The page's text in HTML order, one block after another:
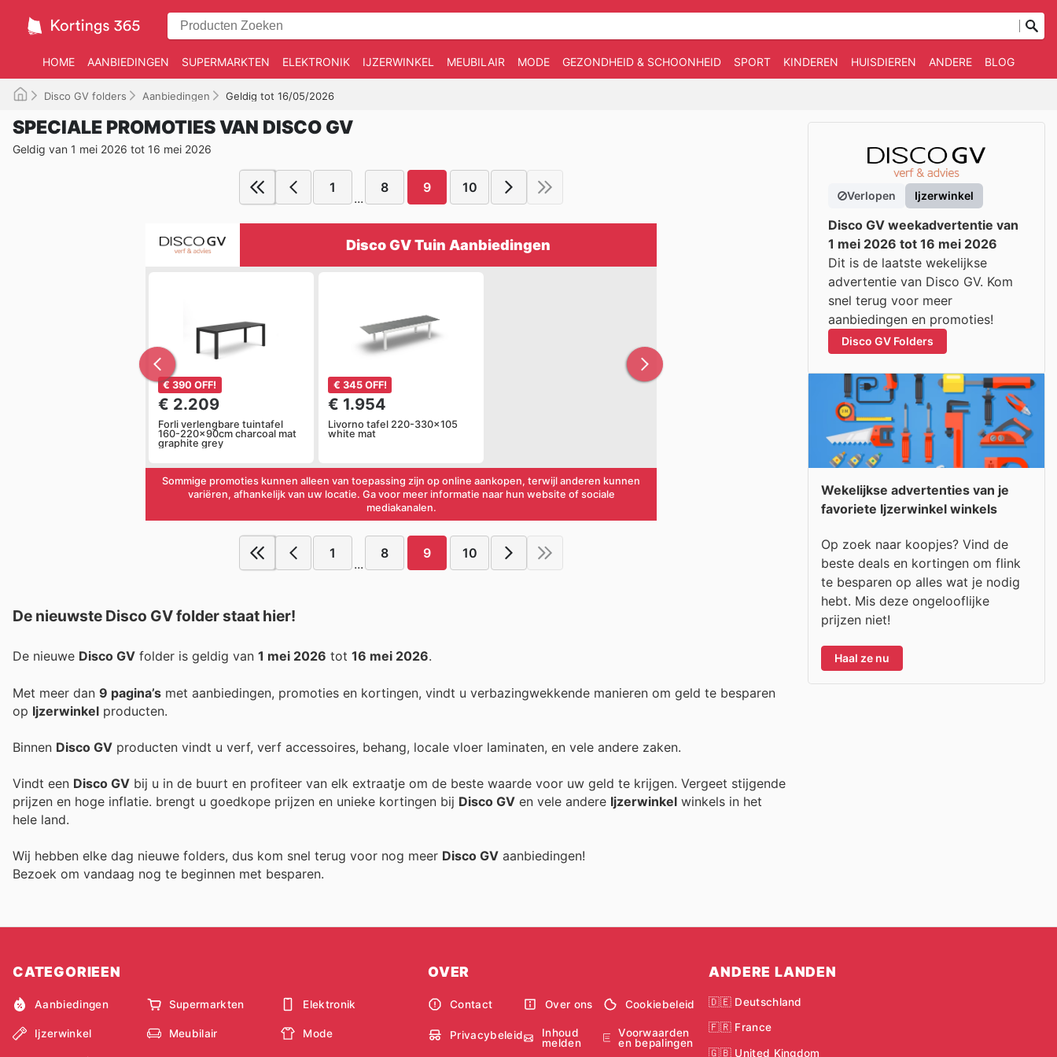
HOME AANBIEDINGEN SUPERMARKTEN ELEKTRONIK IJZERWINKEL MEUBILAIR MODE GEZONDHEID & SCHOONHEID SPORT KINDEREN HUISDIEREN ANDERE BLOG
Disco GV folders Aanbiedingen Geldig tot 16/05/2026
SPECIALE PROMOTIES VAN DISCO GV
Geldig van 1 mei 2026 tot 16 mei 2026
1
...
8 9 10
Disco GV Tuin Aanbiedingen
€ 390 OFF!
€ 2.209
Forli verlengbare tuintafel
160-220x90cm charcoal mat
graphite grey
€ 345 OFF!
€ 1.954
Livorno tafel 220-330x105
white mat
Sommige promoties kunnen alleen van toepassing zijn op online aankopen, terwijl anderen kunnen
variëren, afhankelijk van uw locatie. Ga voor meer informatie naar hun website of sociale
mediakanalen.
1
...
8 9 10
De nieuwste Disco GV folder staat hier!
De nieuwe Disco GV folder is geldig van 1 mei 2026 tot 16 mei 2026.
Met meer dan 9 pagina’s met aanbiedingen, promoties en kortingen, vindt u verbazingwekkende manieren om geld te besparen
op Ijzerwinkel producten.
Binnen Disco GV producten vindt u verf, verf accessoires, behang, locale vloer laminaten, en vele andere zaken.
Vindt een Disco GV bij u in de buurt en profiteer van elk extraatje om de beste waarde voor uw geld te krijgen. Vergeet stijgende
prijzen en hoge inflatie. brengt u goedkope prijzen en unieke kortingen bij Disco GV en vele andere Ijzerwinkel winkels in het
hele land.
Wij hebben elke dag nieuwe folders, dus kom snel terug voor nog meer Disco GV aanbiedingen!
Bezoek om vandaag nog te beginnen met besparen.
Verlopen Ijzerwinkel
Disco GV weekadvertentie van
1 mei 2026 tot 16 mei 2026
Dit is de laatste wekelijkse
advertentie van Disco GV. Kom
snel terug voor meer
aanbiedingen en promoties!
Disco GV Folders
Wekelijkse advertenties van je
favoriete Ijzerwinkel winkels
Op zoek naar koopjes? Vind de
beste deals en kortingen om flink
te besparen op alles wat je nodig
hebt. Mis deze ongelooflijke
prijzen niet!
Haal ze nu
CATEGORIEEN
Aanbiedingen Supermarkten Elektronik
Ijzerwinkel Meubilair Mode
OVER
Contact Over ons Cookiebeleid
Privacybeleid
Inhoud
melden
Voorwaarden
en bepalingen
ANDERE LANDEN
🇩🇪 Deutschland
🇫🇷 France
🇬🇧 United Kingdom